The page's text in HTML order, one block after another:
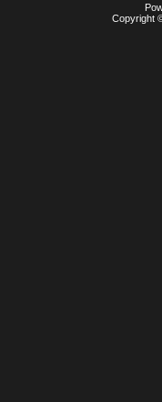
Copyright